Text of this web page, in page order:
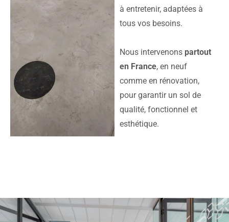
à entretenir, adaptées à
tous vos besoins.
Nous intervenons partout
en France, en neuf
comme en rénovation,
pour garantir un sol de
qualité, fonctionnel et
esthétique.